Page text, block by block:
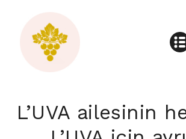
L’UVA ailesinin